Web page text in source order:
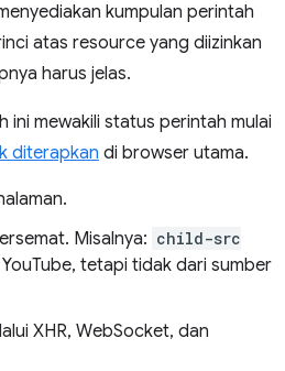
kumpulan perintah
atas resource yang diizinkan
harus jelas.
mewakili status perintah mulai
diterapkan di browser utama.
Misalnya: child-src
tetapi tidak dari sumber
XHR, WebSocket, dan